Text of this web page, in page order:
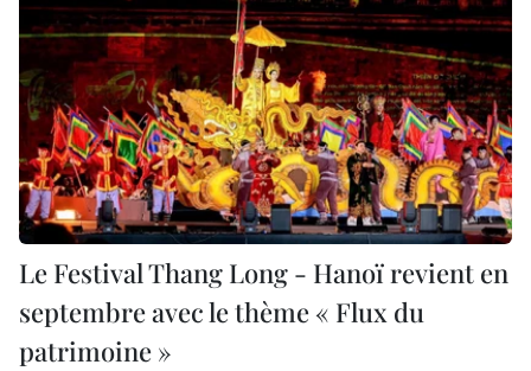
Le Festival Thang Long - Hanoï revient en
septembre avec le thème « Flux du
patrimoine »